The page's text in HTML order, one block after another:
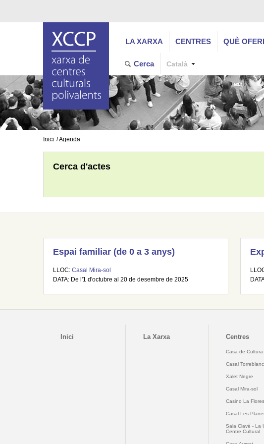
LA XARXA CENTRES QUÈ
Cerca Català
Inici Agenda
Cerca d'actes
Espai familiar (de 0 a 3 anys)
LLOC: Casal Mira-sol
DATA: De l'1 d'octubre al 20 de desembre de 2025
Inici La Xarxa Centres
Casa de Cultura
Casal
Xalet Negre
Casal Mira-sol
Casino La
Casal Les
Sala Clavé - La
Centre Cultural